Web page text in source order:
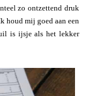
zo ontzettend druk
houd mij goed aan een
is ijsje als het lekker